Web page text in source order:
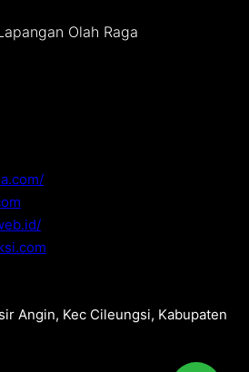
Olah Raga
Angin, Kec Cileungsi, Kabupaten